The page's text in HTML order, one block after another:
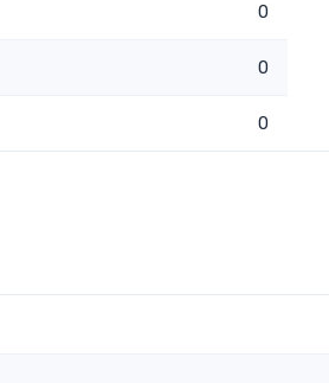
0
0
0